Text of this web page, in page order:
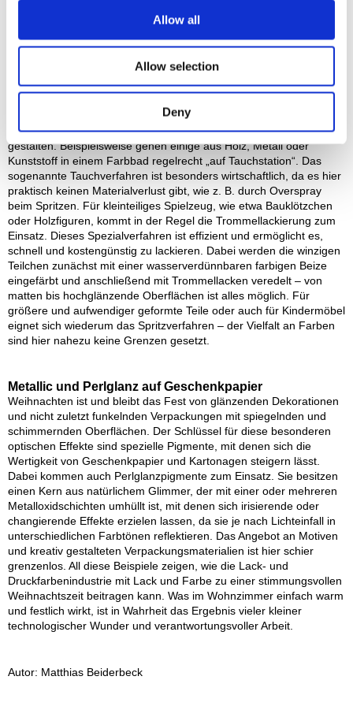
Allow all
Allow selection
Deny
Nachhaltigkeit im Fokus. Beständige Beschichtungssysteme
erhöhen die Lebensdauer. So sorgen besonders lichtechte Beizen
durch UV-Licht verblassen und ihre Leuchtkraft verlieren.
Tauchen, trommeln, spritzen
Es gibt viele Wege, um Spielgeräte bunt und farbenfroh zu
gestalten. Beispielsweise gehen einige aus Holz, Metall oder
Kunststoff in einem Farbbad regelrecht „auf Tauchstation“. Das
sogenannte Tauchverfahren ist besonders wirtschaftlich, da es hier
praktisch keinen Materialverlust gibt, wie z. B. durch Overspray
beim Spritzen. Für kleinteiliges Spielzeug, wie etwa Bauklötzchen
oder Holzfiguren, kommt in der Regel die Trommellackierung zum
Einsatz. Dieses Spezialverfahren ist effizient und ermöglicht es,
schnell und kostengünstig zu lackieren. Dabei werden die winzigen
Teilchen zunächst mit einer wasserverdünnbaren farbigen Beize
eingefärbt und anschließend mit Trommellacken veredelt – von
matten bis hochglänzende Oberflächen ist alles möglich. Für
größere und aufwendiger geformte Teile oder auch für Kindermöbel
eignet sich wiederum das Spritzverfahren – der Vielfalt an Farben
sind hier nahezu keine Grenzen gesetzt.
Metallic und Perlglanz auf Geschenkpapier
Weihnachten ist und bleibt das Fest von glänzenden Dekorationen
und nicht zuletzt funkelnden Verpackungen mit spiegelnden und
schimmernden Oberflächen. Der Schlüssel für diese besonderen
optischen Effekte sind spezielle Pigmente, mit denen sich die
Wertigkeit von Geschenkpapier und Kartonagen steigern lässt.
Dabei kommen auch Perlglanzpigmente zum Einsatz. Sie besitzen
einen Kern aus natürlichem Glimmer, der mit einer oder mehreren
Metalloxidschichten umhüllt ist, mit denen sich irisierende oder
changierende Effekte erzielen lassen, da sie je nach Lichteinfall in
unterschiedlichen Farbtönen reflektieren. Das Angebot an Motiven
und kreativ gestalteten Verpackungsmaterialien ist hier schier
grenzenlos. All diese Beispiele zeigen, wie die Lack- und
Druckfarbenindustrie mit Lack und Farbe zu einer stimmungsvollen
Weihnachtszeit beitragen kann. Was im Wohnzimmer einfach warm
und festlich wirkt, ist in Wahrheit das Ergebnis vieler kleiner
technologischer Wunder und verantwortungsvoller Arbeit.
Autor: Matthias Beiderbeck